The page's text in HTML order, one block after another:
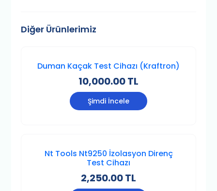
Diğer Ürünlerimiz
Duman Kaçak Test Cihazı (Kraftron)
10,000.00 TL
Şimdi İncele
Nt Tools Nt9250 İzolasyon Direnç
Test Cihazı
2,250.00 TL